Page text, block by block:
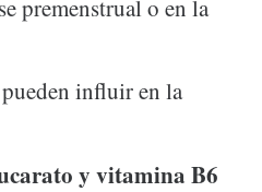
premenstrual o en la
pueden influir en la
y vitamina B6